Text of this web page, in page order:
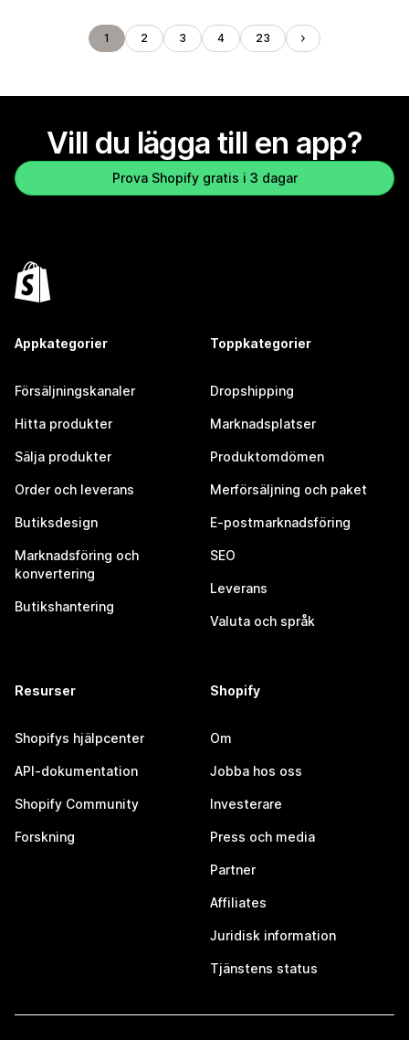
1 2 3 4 23
Vill du lägga till en app?
Prova Shopify gratis i 3 dagar
Appkategorier
Försäljningskanaler
Hitta produkter
Sälja produkter
Order och leverans
Butiksdesign
Marknadsföring och
konvertering
Butikshantering
Toppkategorier
Dropshipping
Marknadsplatser
Produktomdömen
Merförsäljning och paket
E-postmarknadsföring
SEO
Leverans
Valuta och språk
Resurser
Shopifys hjälpcenter
API-dokumentation
Shopify Community
Forskning
Shopify
Om
Jobba hos oss
Investerare
Press och media
Partner
Affiliates
Juridisk information
Tjänstens status